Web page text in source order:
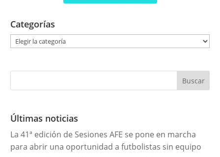
Categorías
a
g
r
a
s
Últimas noticias
La 41ª edición de Sesiones AFE se pone en marcha
para abrir una oportunidad a futbolistas sin equipo